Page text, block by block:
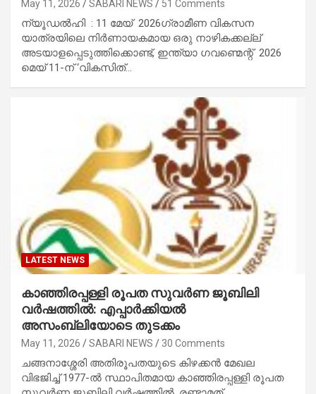
May 11, 2026 SABARI NEWS 51 Comments
ന്യൂഡൽഹി : 11 മേയ് 2026ഗ്രാമീണ വികസന
യാത്രയിലെ നിർണായകമായ ഒരു നാഴികക്കല്ല്
അടയാളപ്പെടുത്തിക്കൊണ്ട്, ഇന്ത്യാ ഗവണ്മെന്റ് 2026
മെയ് 11-ന് ‘വികസിത്…
LATEST NEWS
കാഞ്ഞിരപ്പള്ളി രൂപത സുവർണ ജൂബിലി
വർഷത്തിൽ: എപ്പാർക്കിയൽ
അസംബ്ലിയോടെ തുടക്കം
May 11, 2026 SABARI NEWS 30 Comments
ചങ്ങനാശ്ശേരി അതിരൂപതയുടെ കിഴക്കൻ മേഖല
വിഭജിച്ച് 1977-ൽ സ്ഥാപിതമായ കാഞ്ഞിരപ്പള്ളി രൂപത